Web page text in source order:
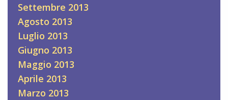
Settembre 2013
Agosto 2013
Luglio 2013
Giugno 2013
Maggio 2013
Aprile 2013
Marzo 2013